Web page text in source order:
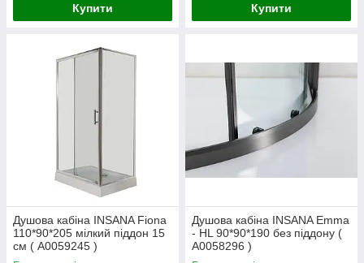
Купити Купити
Душова кабіна INSANA Fiona
110*90*205 мілкий піддон 15
см ( А0059245 )
Душова кабіна INSANA Emma
- HL 90*90*190 без піддону (
А0058296 )